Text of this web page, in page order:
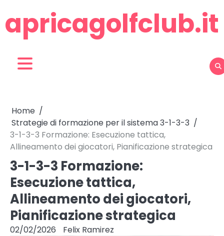
to
content
apricagolfclub.it
Home
Strategie di formazione per il sistema 3-1-3-3
3-1-3-3 Formazione: Esecuzione tattica,
Allineamento dei giocatori, Pianificazione strategica
3-1-3-3 Formazione:
Esecuzione tattica,
Allineamento dei giocatori,
Pianificazione strategica
02/02/2026 Felix Ramirez